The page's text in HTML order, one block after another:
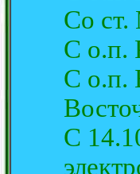
Со
С о.п.
С о.п.
С